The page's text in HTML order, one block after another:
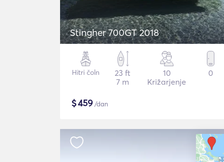
Stingher 700GT 2018
Hitri čoln
23 ft
7 m
10
Križarjenje
0
$459/dan